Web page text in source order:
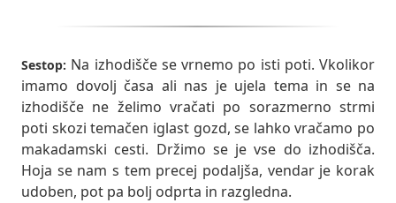
Sestop: Na izhodišče se vrnemo po isti poti. Vkolikor
imamo dovolj časa ali nas je ujela tema in se na
izhodišče ne želimo vračati po sorazmerno strmi
poti skozi temačen iglast gozd, se lahko vračamo po
makadamski cesti. Držimo se je vse do izhodišča.
Hoja se nam s tem precej podaljša, vendar je korak
udoben, pot pa bolj odprta in razgledna.